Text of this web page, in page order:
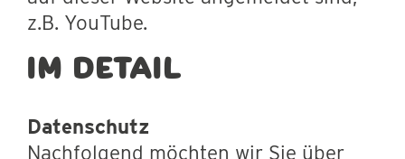
z.B. YouTube.
Im Detail
Datenschutz
Nachfolgend möchten wir Sie über